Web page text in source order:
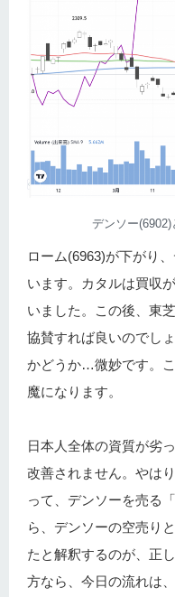
デンソー
ローム(6963)が下がり
います。カタルは買収
いました。この後、東
協賛すれば良いのでし
かどうか…微妙です。
魔になります。
日本人全体の資質が劣
改善されません。やは
って、デンソーを売る
ら、デンソーの空売り
たと解釈するのが、正
方なら、今日の流れは